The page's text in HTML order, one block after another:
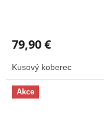
79,90 €
Kusový koberec
Akce